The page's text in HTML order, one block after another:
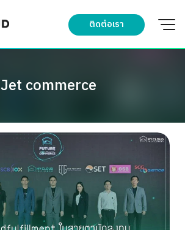
ติดต่อเรา
Jet commerce